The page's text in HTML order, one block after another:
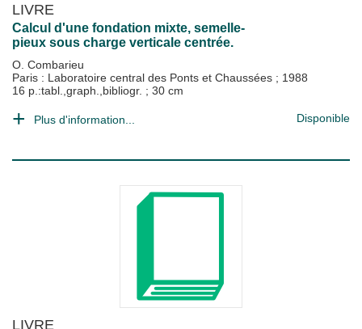
LIVRE
Calcul d'une fondation mixte, semelle-
pieux sous charge verticale centrée.
O. Combarieu
Paris : Laboratoire central des Ponts et Chaussées ; 1988
16 p.:tabl.,graph.,bibliogr. ; 30 cm
Plus d'information... Disponible
LIVRE